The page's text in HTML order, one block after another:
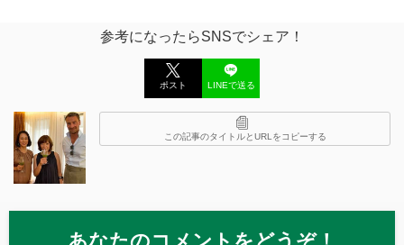
参考になったらSNSでシェア！
ポスト LINEで送る
この記事のタイトルとURLをコピーする